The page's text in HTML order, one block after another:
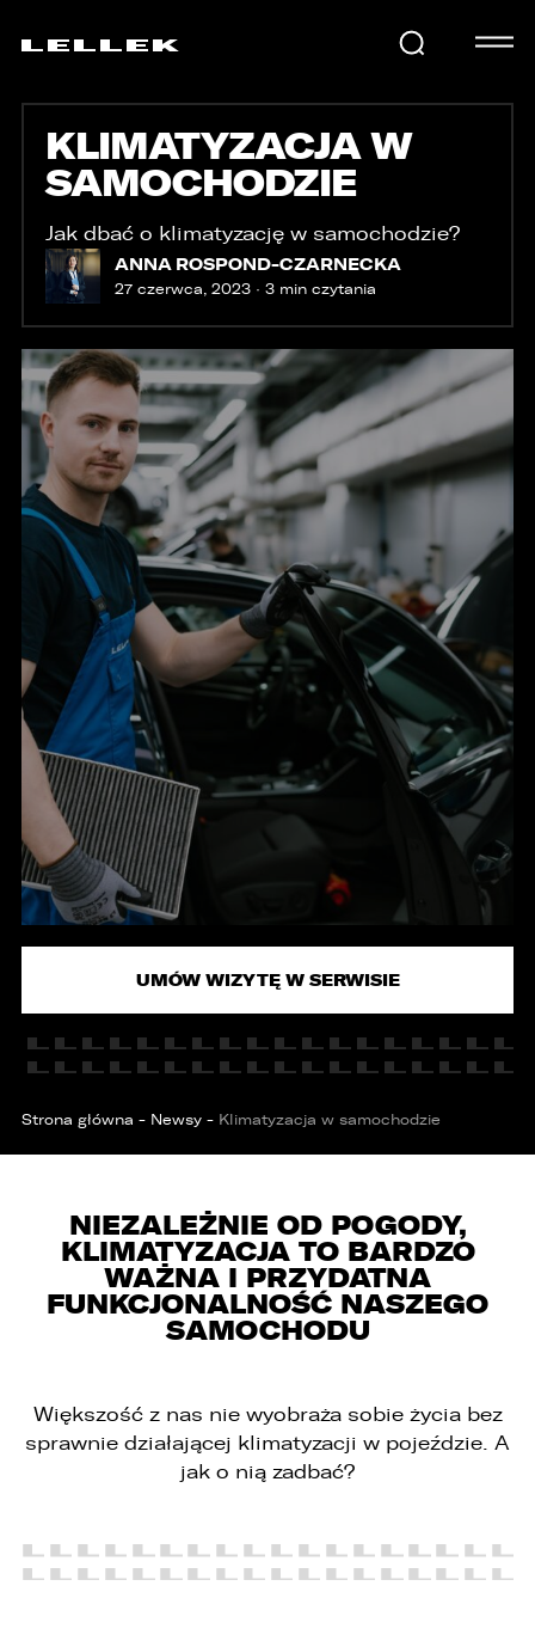
SAMOCHODY
USŁUGI
AKTUALNOŚCI
KARIERA
KONTAKT
E-LELLEK
KLIMATYZACJA W
SAMOCHODZIE
Jak dbać o klimatyzację w samochodzie?
ANNA ROSPOND-CZARNECKA
27 czerwca, 2023 · 3 min czytania
UMÓW WIZYTĘ W SERWISIE
Strona główna - Newsy - Klimatyzacja w samochodzie
NIEZALEŻNIE OD POGODY,
KLIMATYZACJA TO BARDZO
WAŻNA I PRZYDATNA
FUNKCJONALNOŚĆ NASZEGO
SAMOCHODU
Większość z nas nie wyobraża sobie życia bez
sprawnie działającej klimatyzacji w pojeździe. A
jak o nią zadbać?
PORÓWNYWARKA JEST PEŁNA!
W porównywarce mogą znajdować się
jednocześnie trzy samochody.
Audi Q7 45 TDI quattro.
UDOSTĘPNIANIE
Wybierz gdzie chcesz udostępnić ofertę.